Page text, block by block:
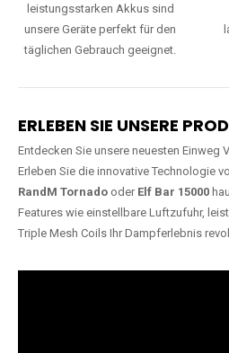
leistungsstarken Akkus sind
unsere Geräte perfekt für den
täglichen Gebrauch geeignet.
ERLEBEN SIE UNSERE
Entdecken Sie unsere neuesten Einweg
Erleben Sie die innovative Technologie
RandM Tornado oder Elf Bar 15000
Features wie einstellbare Luftzufuhr,
Triple Mesh Coils Ihr Dampferlebnis